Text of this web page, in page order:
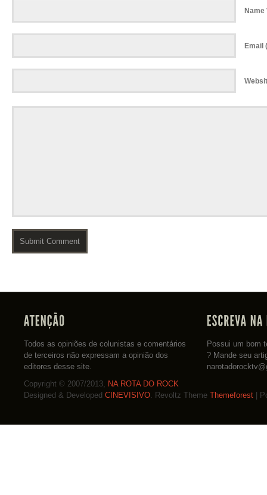
Name
Email
Todos as opiniões de colunistas e comentários
de terceiros não expressam a opinião dos
editores desse site.
Possui um bom
? Mande seu
Copyright © 2007/2013, NA ROTA DO ROCK
Designed & Developed CINEVISIVO. Revoltz Theme Themeforest |